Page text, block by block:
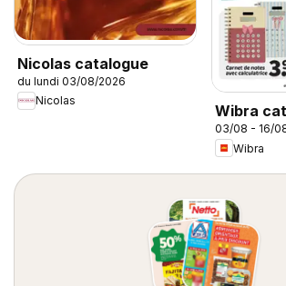
Nicolas catalogue
du lundi 03/08/2026
Nicolas
Wibra
03/08 - 16/
Wibra